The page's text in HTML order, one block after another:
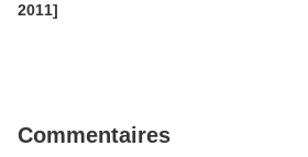
2011]
Commentaires